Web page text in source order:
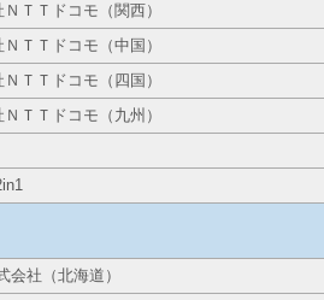
ＴＴドコモ（関西）
ＴＴドコモ（中国）
ＴＴドコモ（四国）
ＴＴドコモ（九州）
会社（北海道）